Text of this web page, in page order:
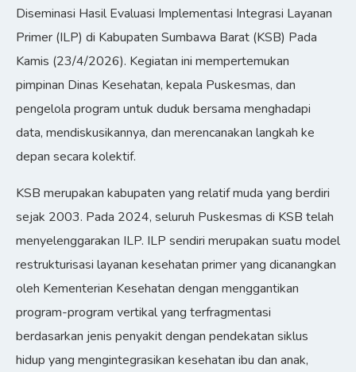
Diseminasi Hasil Evaluasi Implementasi Integrasi Layanan
Primer (ILP) di Kabupaten Sumbawa Barat (KSB) Pada
Kamis (23/4/2026). Kegiatan ini mempertemukan
pimpinan Dinas Kesehatan, kepala Puskesmas, dan
pengelola program untuk duduk bersama menghadapi
data, mendiskusikannya, dan merencanakan langkah ke
depan secara kolektif.
KSB merupakan kabupaten yang relatif muda yang berdiri
sejak 2003. Pada 2024, seluruh Puskesmas di KSB telah
menyelenggarakan ILP. ILP sendiri merupakan suatu model
restrukturisasi layanan kesehatan primer yang dicanangkan
oleh Kementerian Kesehatan dengan menggantikan
program-program vertikal yang terfragmentasi
berdasarkan jenis penyakit dengan pendekatan siklus
hidup yang mengintegrasikan kesehatan ibu dan anak,